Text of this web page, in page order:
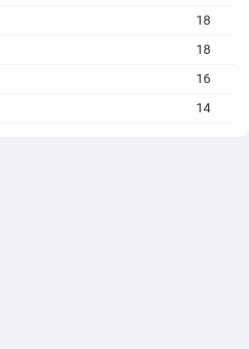
18
18
16
14